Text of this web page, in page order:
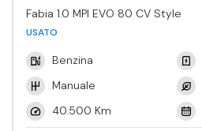
Fabia 1.0 MPI EVO 80 CV Style
USATO
Benzina
Manuale
40.500 Km